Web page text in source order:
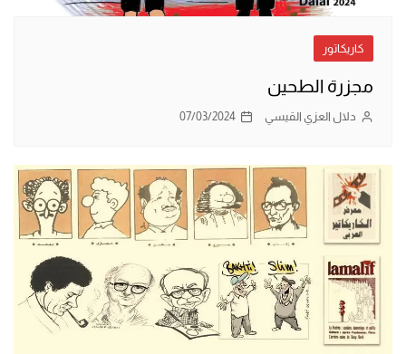
كاريكاتور
مجزرة الطحين
دلال العزي القيسي 07/03/2024